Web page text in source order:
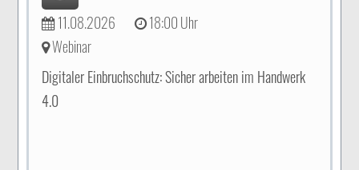
11.08.2026 18:00 Uhr
Webinar
Digitaler Einbruchschutz: Sicher arbeiten im Handwerk
4.0